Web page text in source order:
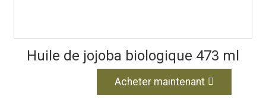
Huile de jojoba biologique 473 ml
Acheter maintenant